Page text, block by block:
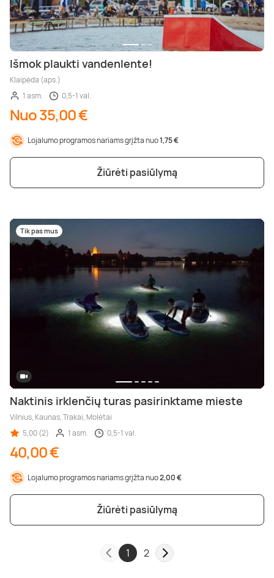
Išmok plaukti vandenlente!
Klaipėda (aps.)
1 asm.
0,5-1 val.
Nuo 35,00 €
Lojalumo programos nariams grįžta nuo1,75 €
Žiūrėti pasiūlymą
Tik pas mus
Naktinis irklenčių turas pasirinktame mieste
Vilnius, Kaunas, Trakai, Molėtai
5,00 (2)
1 asm. 0,5-1 val.
40,00 €
Lojalumo programos nariams grįžta nuo2,00 €
Žiūrėti pasiūlymą
1 2